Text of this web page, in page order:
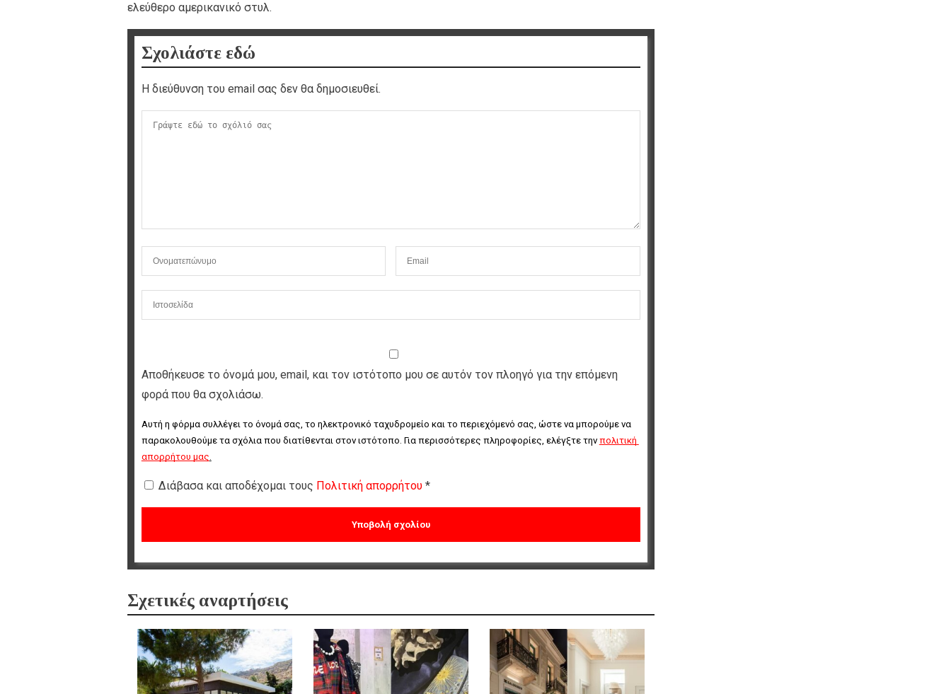
ελεύθερο αμερικανικό στυλ.
Σχολιάστε εδώ
Η διεύθυνση του email σας δεν θα δημοσιευθεί.
Αποθήκευσε το όνομά μου, email, και τον ιστότοπο μου σε αυτόν τον πλοηγό για την επόμενη
φορά που θα σχολιάσω.
Αυτή η φόρμα συλλέγει το όνομά σας, το ηλεκτρονικό ταχυδρομείο και το περιεχόμενό σας, ώστε να μπορούμε να
παρακολουθούμε τα σχόλια που διατίθενται στον ιστότοπο. Για περισσότερες πληροφορίες, ελέγξτε την πολιτική
απορρήτου μας.
Διάβασα και αποδέχομαι τους Πολιτική απορρήτου *
Σχετικές αναρτήσεις